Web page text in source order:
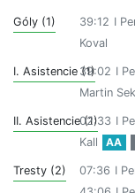
Góly (1) 39:12 I
Koval
I. Asistencie (1)39:02 I
Martin
II. Asistencie (1)
02:33 I
Kall
AA
Tresty (2) 07:36 I